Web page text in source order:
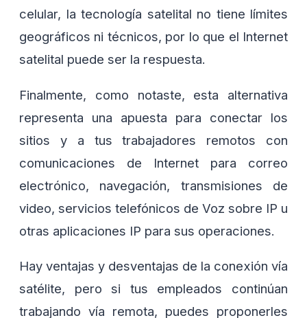
celular, la tecnología satelital no tiene límites
geográficos ni técnicos, por lo que el Internet
satelital puede ser la respuesta.
Finalmente, como notaste, esta alternativa
representa una apuesta para conectar los
sitios y a tus trabajadores remotos con
comunicaciones de Internet para correo
electrónico, navegación, transmisiones de
video, servicios telefónicos de Voz sobre IP u
otras aplicaciones IP para sus operaciones.
Hay ventajas y desventajas de la conexión vía
satélite, pero si tus empleados continúan
trabajando vía remota, puedes proponerles